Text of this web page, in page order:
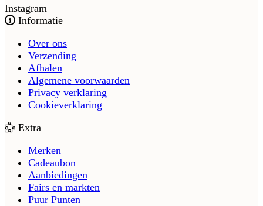
Instagram
Informatie
Over ons
Verzending
Afhalen
Algemene voorwaarden
Privacy verklaring
Cookieverklaring
Extra
Merken
Cadeaubon
Aanbiedingen
Fairs en markten
Puur Punten